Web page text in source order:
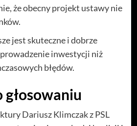
że obecny projekt ustawy nie
jest skuteczne i dobrze
inwestycji niż
błędów.
głosowaniu
Dariusz Klimczak z PSL